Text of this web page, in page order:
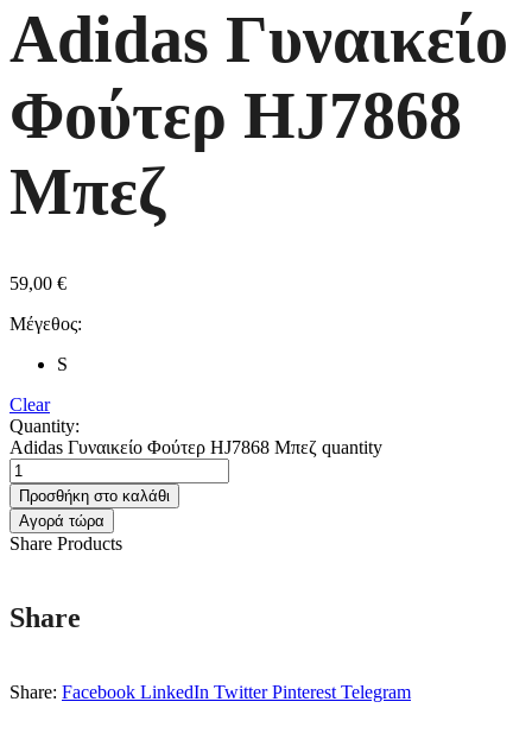
Adidas Γυναικείο
Φούτερ HJ7868
Μπεζ
59,00 €
Μέγεθος:
S
Clear
Quantity:
Adidas Γυναικείο Φούτερ HJ7868 Μπεζ quantity
Προσθήκη στο καλάθι
Αγορά τώρα
Share Products
Share
Share: Facebook LinkedIn Twitter Pinterest Telegram